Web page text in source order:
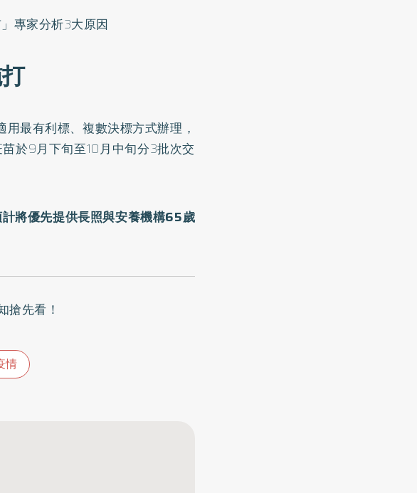
專家分析3大原因
最有利標、複數決標方式辦理，
於9月下旬至10月中旬分3批次交
將優先提供長照與安養機構65歲
搶先看！
情